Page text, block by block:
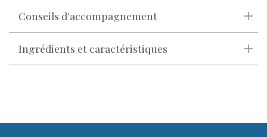
Conseils d'accompagnement
Ingrédients et caractéristiques